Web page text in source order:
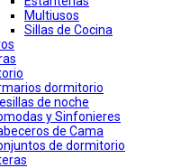
Multiusos
Sillas de Cocina
dormitorio
de noche
y Sinfonieres
de Cama
de dormitorio